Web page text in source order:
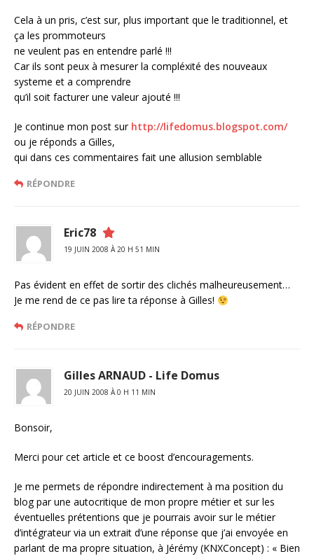
Cela à un pris, c’est sur, plus important que le traditionnel, et
ça les prommoteurs
ne veulent pas en entendre parlé !!!
Car ils sont peux à mesurer la compléxité des nouveaux
systeme et a comprendre
qu’il soit facturer une valeur ajouté !!!
Je continue mon post sur http://lifedomus.blogspot.com/
ou je réponds a Gilles,
qui dans ces commentaires fait une allusion semblable
RÉPONDRE
Eric78
19 JUIN 2008 À 20 H 51 MIN
Pas évident en effet de sortir des clichés malheureusement…
Je me rend de ce pas lire ta réponse à Gilles!
RÉPONDRE
Gilles ARNAUD - Life Domus
20 JUIN 2008 À 0 H 11 MIN
Bonsoir,
Merci pour cet article et ce boost d’encouragements.
Je me permets de répondre indirectement à ma position du
blog par une autocritique de mon propre métier et sur les
éventuelles prétentions que je pourrais avoir sur le métier
d’intégrateur via un extrait d’une réponse que j’ai envoyée en
parlant de ma propre situation, à Jérémy (KNXConcept) : « Bien